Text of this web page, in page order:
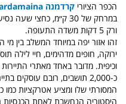
הכפר הציורי קרדמנה Kardamaina
במרחק של 30 ק״מ, כחצי
ורק 5 דקות משדה התעופה.
זהו אזור יפה במיוחד המשלב בין מי
ירוקה, חופים מדהימים, חיי לילה
וכיפית. מדובר באחד מאתרי
כ-2,000 תושבים, רובם
המסורתי שלו ומציע אטרקציות כמו
היסטוריה הנחשבת לאחת הכנסיות